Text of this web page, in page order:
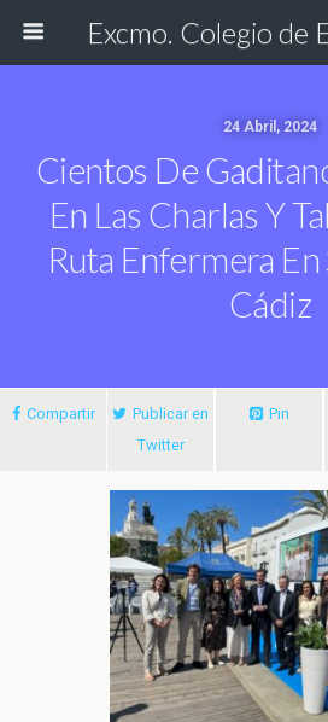
24 Abril, 2024
Cientos De
En Las Charlas Y
Ruta Enfermera En
Cádiz
Compartir
Publicar en
Twitter
Pin